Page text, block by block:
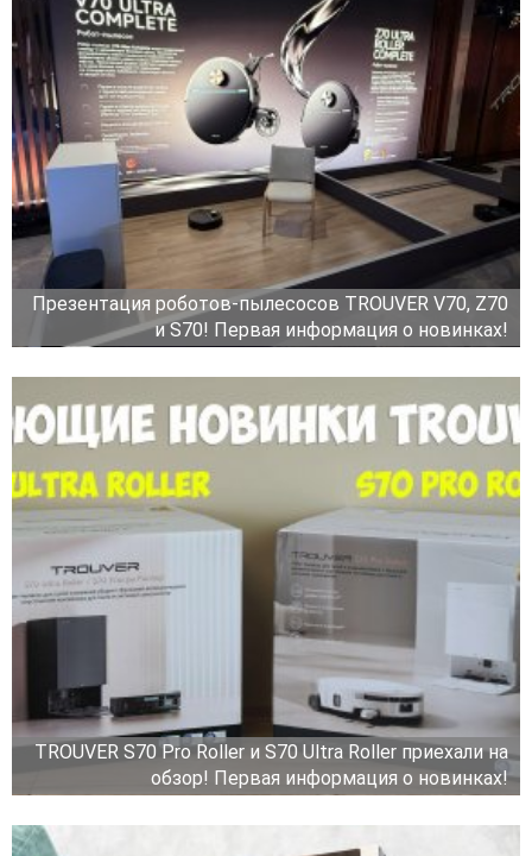
Презентация роботов-пылесосов TROUVER V70, Z70
и S70! Первая информация о новинках!
TROUVER S70 Pro Roller и S70 Ultra Roller приехали на
обзор! Первая информация о новинках!